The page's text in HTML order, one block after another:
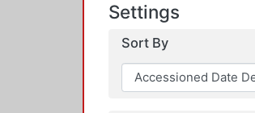
Settings
Sort By